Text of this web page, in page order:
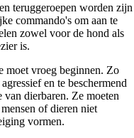
teruggeroepen worden zijn
commando's om aan te
zowel voor de hond als
is.
moet vroeg beginnen. Zo
en te beschermend
dierbaren. Ze moeten
of dieren niet
vormen.